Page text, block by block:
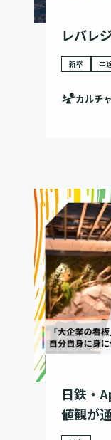
レバレ
新卒 中
カルチ
日鉄・
値観が